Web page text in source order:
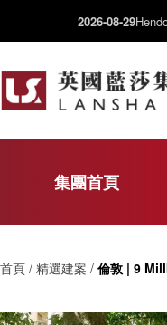
2026-08-29
集團首頁
首頁 / 精選建案 / 倫敦 | 9